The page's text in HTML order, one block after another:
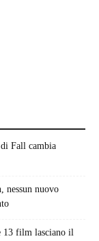
Fall cambia
nessun nuovo
13 film lasciano il